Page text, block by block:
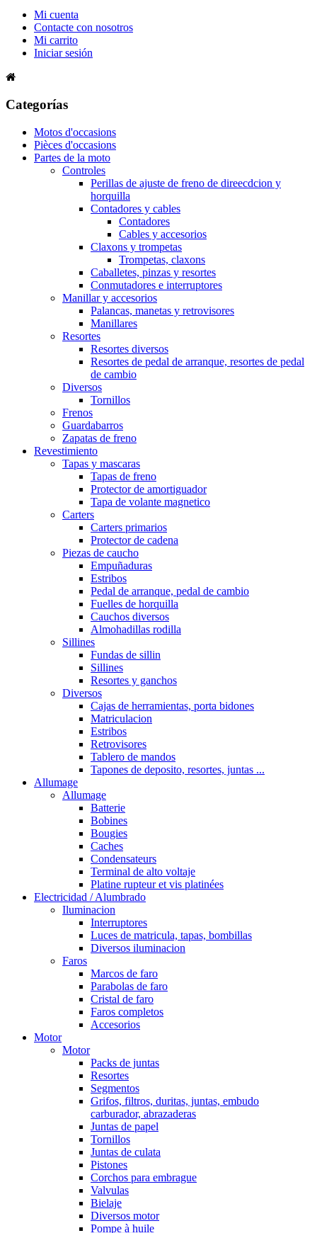
Mi cuenta
Contacte con nosotros
Mi carrito
Iniciar sesión
Categorías
Motos d'occasions
Pièces d'occasions
Partes de la moto
Controles
Perillas de ajuste de freno de direecdcion y
horquilla
Contadores y cables
Contadores
Cables y accesorios
Claxons y trompetas
Trompetas, claxons
Caballetes, pinzas y resortes
Conmutadores e interruptores
Manillar y accesorios
Palancas, manetas y retrovisores
Manillares
Resortes
Resortes diversos
Resortes de pedal de arranque, resortes de pedal
de cambio
Diversos
Tornillos
Frenos
Guardabarros
Zapatas de freno
Revestimiento
Tapas y mascaras
Tapas de freno
Protector de amortiguador
Tapa de volante magnetico
Carters
Carters primarios
Protector de cadena
Piezas de caucho
Empuñaduras
Estribos
Pedal de arranque, pedal de cambio
Fuelles de horquilla
Cauchos diversos
Almohadillas rodilla
Sillines
Fundas de sillin
Sillines
Resortes y ganchos
Diversos
Cajas de herramientas, porta bidones
Matriculacion
Estribos
Retrovisores
Tablero de mandos
Tapones de deposito, resortes, juntas ...
Allumage
Allumage
Batterie
Bobines
Bougies
Caches
Condensateurs
Terminal de alto voltaje
Platine rupteur et vis platinées
Electricidad / Alumbrado
Iluminacion
Interruptores
Luces de matricula, tapas, bombillas
Diversos iluminacion
Faros
Marcos de faro
Parabolas de faro
Cristal de faro
Faros completos
Accesorios
Motor
Motor
Packs de juntas
Resortes
Segmentos
Grifos, filtros, duritas, juntas, embudo
carburador, abrazaderas
Juntas de papel
Tornillos
Juntas de culata
Pistones
Corchos para embrague
Valvulas
Bielaje
Diversos motor
Pompe à huile